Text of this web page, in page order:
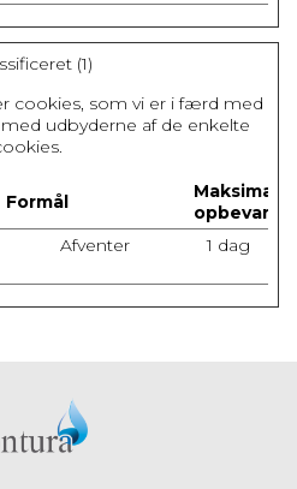
(1)
cookies, som vi er i færd med
udbyderne af de enkelte
Formål
Maksimal
Afventer 1 dag